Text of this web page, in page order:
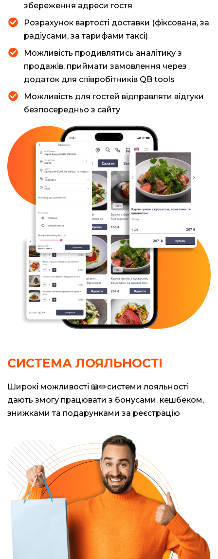
збереження адреси гостя
Розрахунок вартості доставки (фіксована, за
радіусами, за тарифами таксі)
Можливість продивлятись аналітику з
продажів, приймати замовлення через
додаток для співробітників QB tools
Можливість для гостей відправляти відгуки
безпосередньо з сайту
СИСТЕМА ЛОЯЛЬНОСТІ
Широкі можливості 📖✏️системи лояльності
дають змогу працювати з бонусами, кешбеком,
знижками та подарунками за реєстрацію